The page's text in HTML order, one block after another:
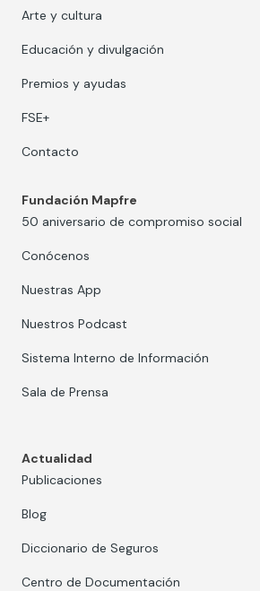
Arte y cultura
Educación y divulgación
Premios y ayudas
FSE+
Contacto
Fundación Mapfre
50 aniversario de compromiso social
Conócenos
Nuestras App
Nuestros Podcast
Sistema Interno de Información
Sala de Prensa
Actualidad
Publicaciones
Blog
Diccionario de Seguros
Centro de Documentación